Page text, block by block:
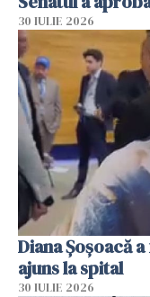
30 IULIE 2026
Diana Șoșoacă
ajuns la spital
30 IULIE 2026